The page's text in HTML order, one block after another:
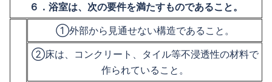
６．浴室は、次の要件を満たすものであること。
①外部から見通せない構造であること。
②床は、コンクリート、タイル等不浸透性の材料で
作られていること。